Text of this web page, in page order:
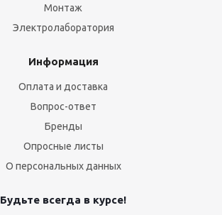
Монтаж
Электролаборатория
Информация
Оплата и доставка
Вопрос-ответ
Бренды
Опросные листы
О персональных данных
Будьте всегда в курсе!